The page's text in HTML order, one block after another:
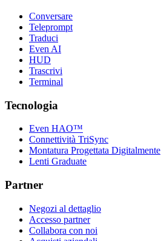
Conversare
Teleprompt
Traduci
Even AI
HUD
Trascrivi
Terminal
Tecnologia
Even HAO™
Connettività TriSync
Montatura Progettata Digitalmente
Lenti Graduate
Partner
Negozi al dettaglio
Accesso partner
Collabora con noi